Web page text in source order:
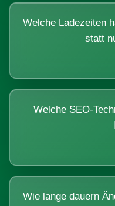
Welche Ladezeiten
statt
Welche SEO-
Wie lange dauern